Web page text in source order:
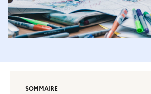
SOMMAIRE